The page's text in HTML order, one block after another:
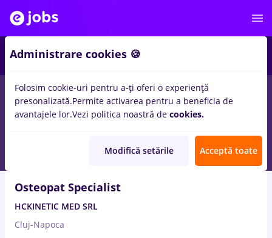
locuri de muncamed lifeinCluj-Napocain Medicina /
Sanatate
Osteopat Specialist
HCKINETIC MED SRL
Cluj-Napoca
Administrare cookies 🍪
Folosim cookie-uri pentru a-ți oferi o experiență
presonalizată.Permite activarea pentru a beneficia de
avantajele lor.Vezi politica noastră de cookies.
Modifică setările Acceptă toate